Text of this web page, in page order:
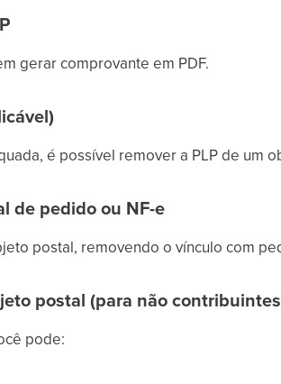
gerar comprovante em PDF.
é possível remover a PLP de um
de pedido ou NF-e
postal, removendo o vínculo com
postal (para não
pode: